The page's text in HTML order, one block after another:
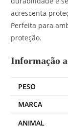
acrescenta
Perfeita para
proteção.
Informação
PESO
MARCA
ANIMAL